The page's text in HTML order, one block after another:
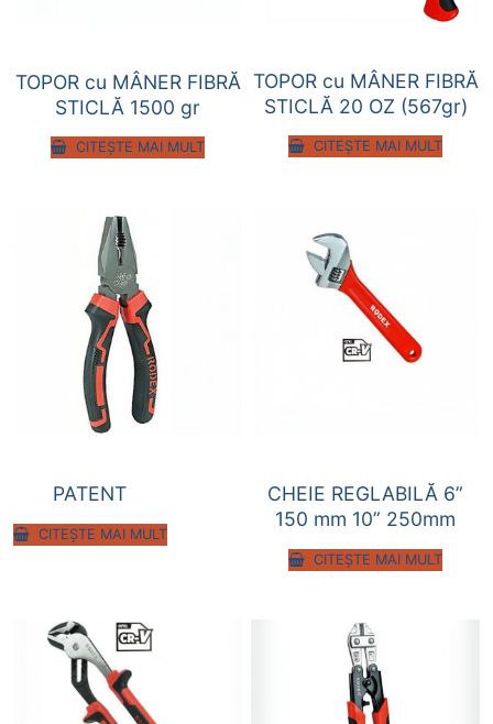
TOPOR cu MÂNER FIBRĂ
STICLĂ 1500 gr
CITEȘTE MAI MULT
TOPOR cu MÂNER FIBRĂ
STICLĂ 20 OZ (567gr)
CITEȘTE MAI MULT
PATENT
CITEȘTE MAI MULT
CHEIE REGLABILĂ 6”
150 mm 10” 250mm
CITEȘTE MAI MULT